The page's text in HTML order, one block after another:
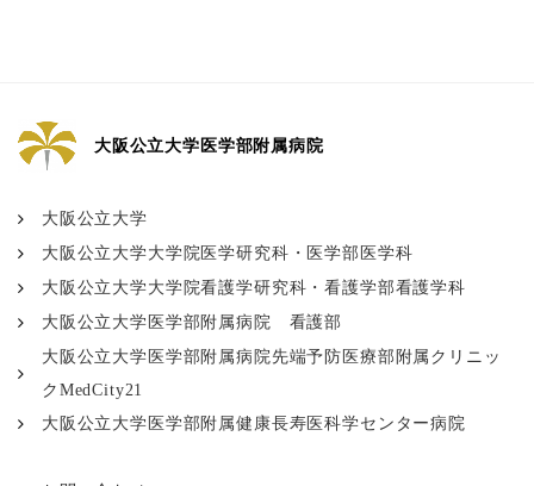
大阪公立大学医学部附属病院
大阪公立大学
大阪公立大学大学院医学研究科・医学部医学科
大阪公立大学大学院看護学研究科・看護学部看護学科
大阪公立大学医学部附属病院 看護部
大阪公立大学医学部附属病院先端予防医療部附属クリニッ
クMedCity21
大阪公立大学医学部附属健康長寿医科学センター病院